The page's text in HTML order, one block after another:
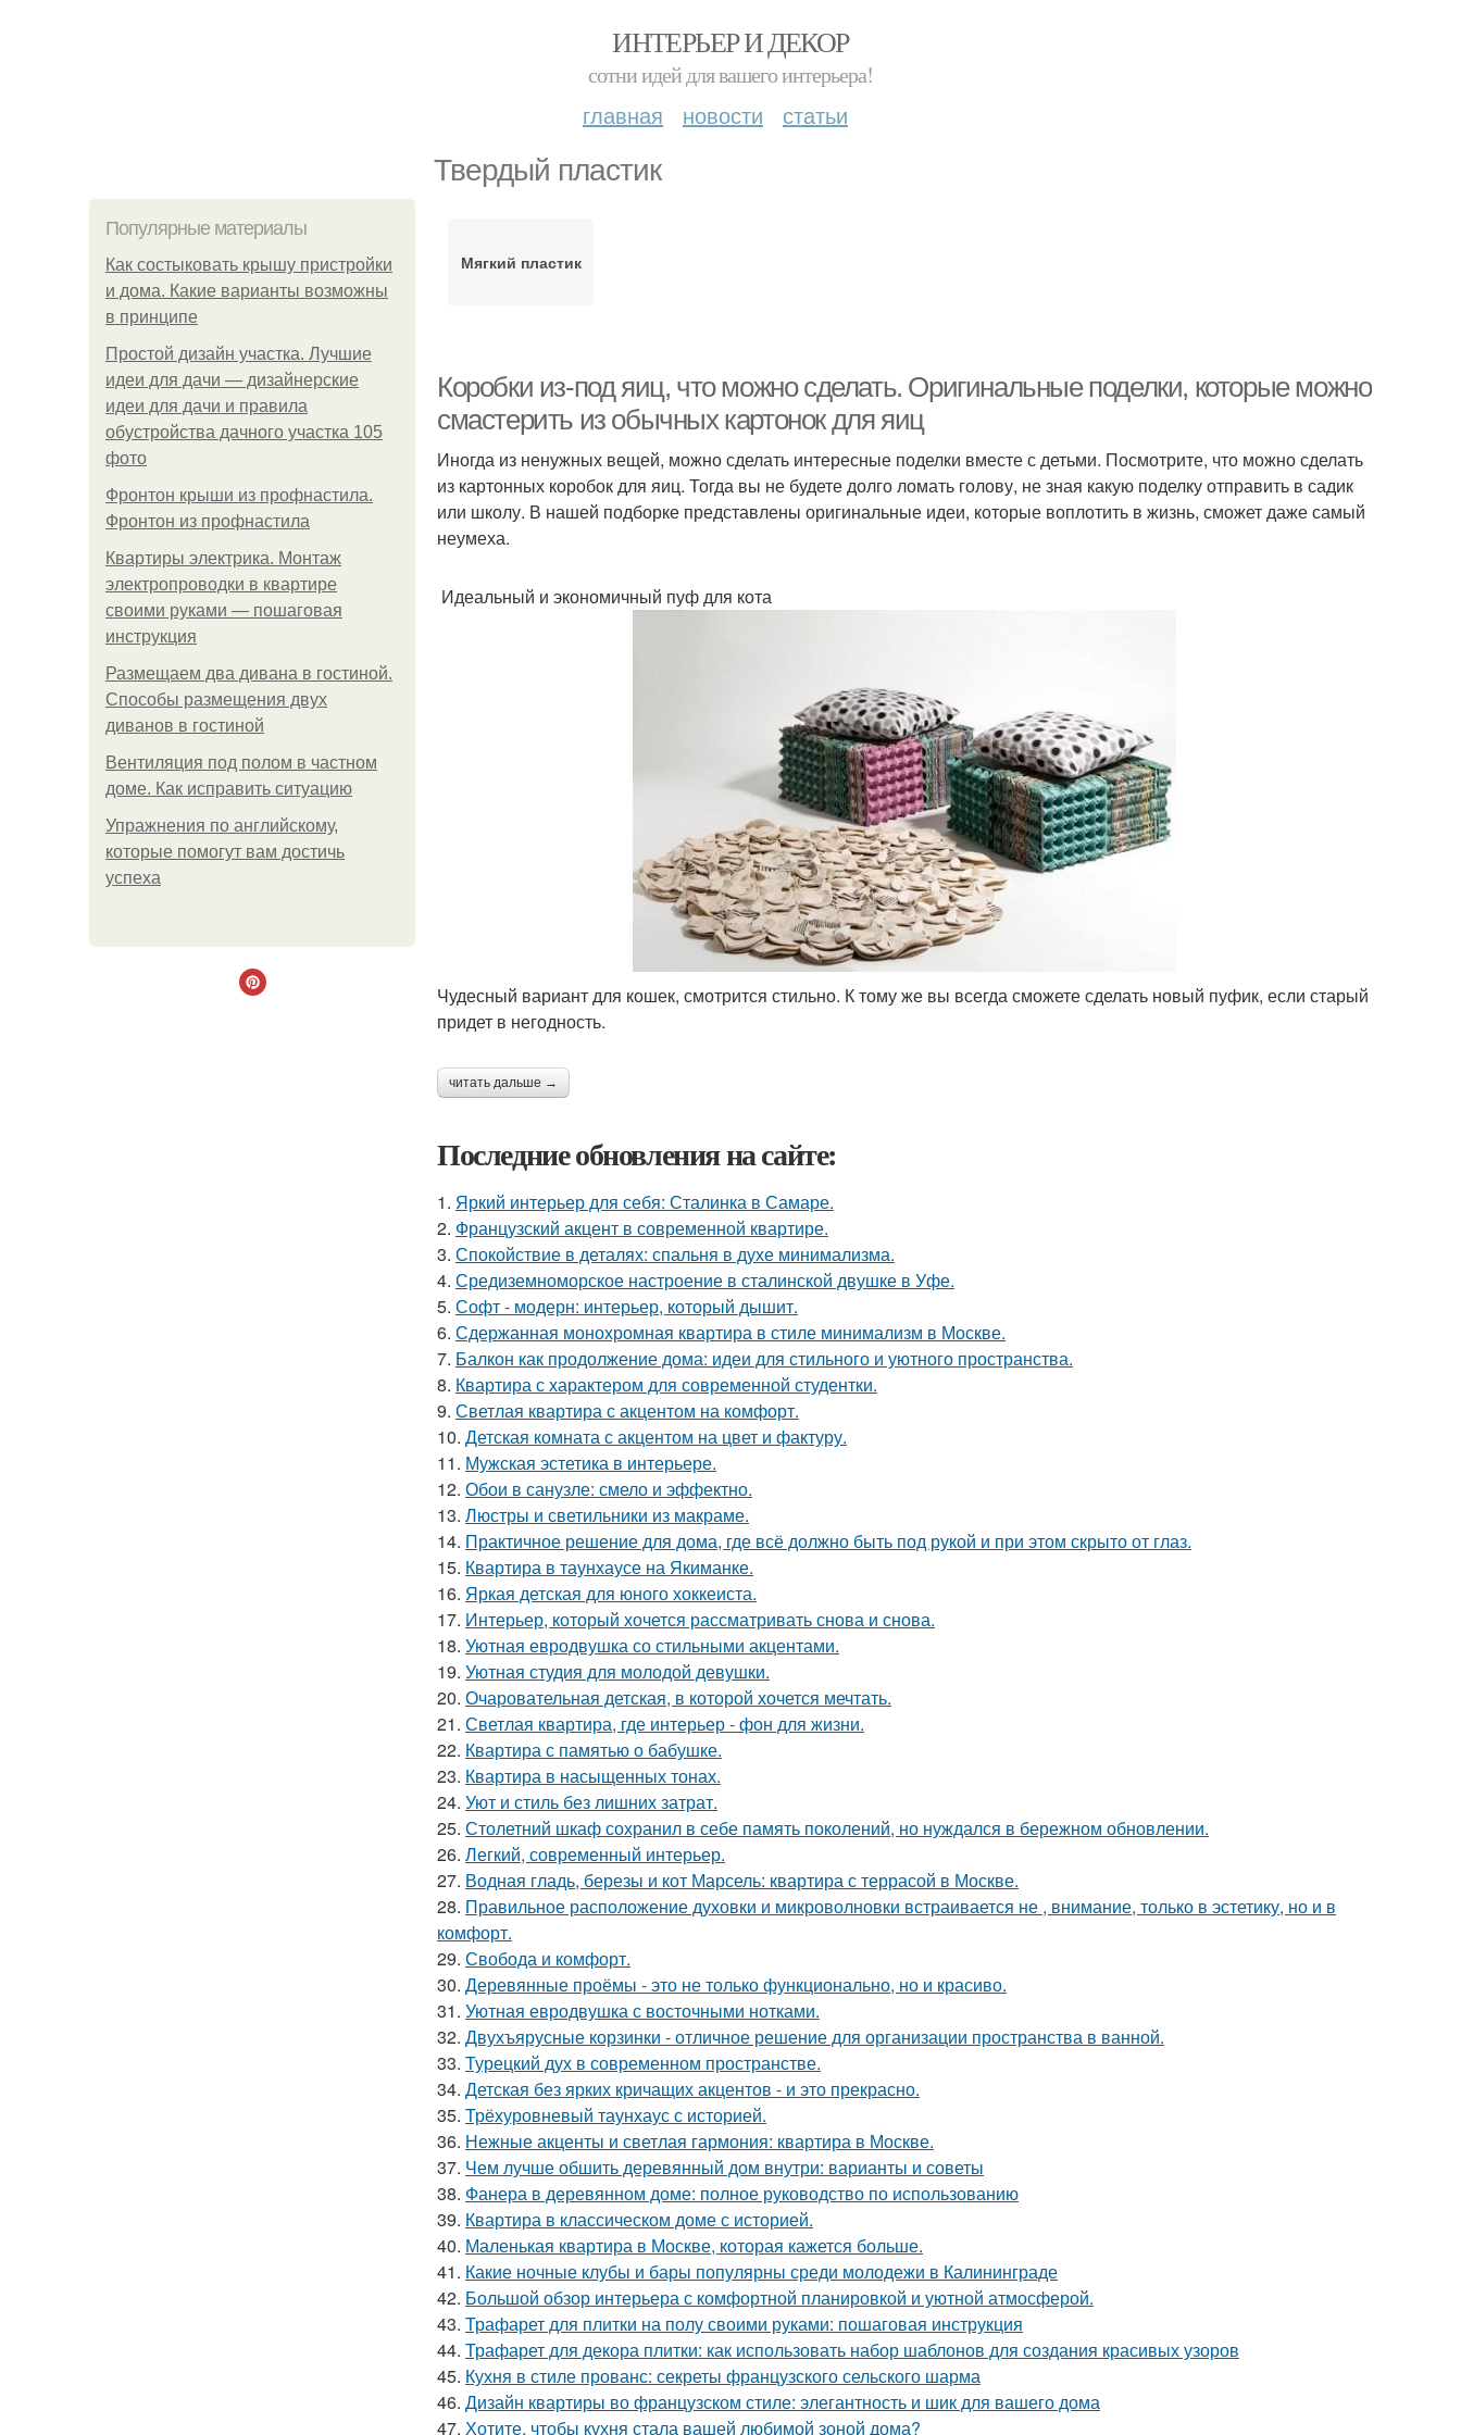
ИНТЕРЬЕР И ДЕКОР
сотни идей для вашего интерьера!
главная новости статьи
Твердый пластик
Популярные материалы
Как состыковать крышу пристройки
и дома. Какие варианты возможны
в принципе
Простой дизайн участка. Лучшие
идеи для дачи — дизайнерские
идеи для дачи и правила
обустройства дачного участка 105
фото
Фронтон крыши из профнастила.
Фронтон из профнастила
Квартиры электрика. Монтаж
электропроводки в квартире
своими руками — пошаговая
инструкция
Размещаем два дивана в гостиной.
Способы размещения двух
диванов в гостиной
Вентиляция под полом в частном
доме. Как исправить ситуацию
Упражнения по английскому,
которые помогут вам достичь
успеха
Мягкий пластик
Коробки из-под яиц, что можно сделать. Оригинальные поделки, которые можно
смастерить из обычных картонок для яиц
Иногда из ненужных вещей, можно сделать интересные поделки вместе с детьми. Посмотрите, что можно сделать
из картонных коробок для яиц. Тогда вы не будете долго ломать голову, не зная какую поделку отправить в садик
или школу. В нашей подборке представлены оригинальные идеи, которые воплотить в жизнь, сможет даже самый
неумеха.
Идеальный и экономичный пуф для кота
Чудесный вариант для кошек, смотрится стильно. К тому же вы всегда сможете сделать новый пуфик, если старый
придет в негодность.
читать дальше →
Последние обновления на сайте:
1. Яркий интерьер для себя: Сталинка в Самаре.
2. Французский акцент в современной квартире.
3. Спокойствие в деталях: спальня в духе минимализма.
4. Средиземноморское настроение в сталинской двушке в Уфе.
5. Софт - модерн: интерьер, который дышит.
6. Сдержанная монохромная квартира в стиле минимализм в Москве.
7. Балкон как продолжение дома: идеи для стильного и уютного пространства.
8. Квартира с характером для современной студентки.
9. Светлая квартира с акцентом на комфорт.
10. Детская комната с акцентом на цвет и фактуру.
11. Мужская эстетика в интерьере.
12. Обои в санузле: смело и эффектно.
13. Люстры и светильники из макраме.
14. Практичное решение для дома, где всё должно быть под рукой и при этом скрыто от глаз.
15. Квартира в таунхаусе на Якиманке.
16. Яркая детская для юного хоккеиста.
17. Интерьер, который хочется рассматривать снова и снова.
18. Уютная евродвушка со стильными акцентами.
19. Уютная студия для молодой девушки.
20. Очаровательная детская, в которой хочется мечтать.
21. Светлая квартира, где интерьер - фон для жизни.
22. Квартира с памятью о бабушке.
23. Квартира в насыщенных тонах.
24. Уют и стиль без лишних затрат.
25. Столетний шкаф сохранил в себе память поколений, но нуждался в бережном обновлении.
26. Легкий, современный интерьер.
27. Водная гладь, березы и кот Марсель: квартира с террасой в Москве.
28. Правильное расположение духовки и микроволновки встраивается не , внимание, только в эстетику, но и в
комфорт.
29. Свобода и комфорт.
30. Деревянные проёмы - это не только функционально, но и красиво.
31. Уютная евродвушка с восточными нотками.
32. Двухъярусные корзинки - отличное решение для организации пространства в ванной.
33. Турецкий дух в современном пространстве.
34. Детская без ярких кричащих акцентов - и это прекрасно.
35. Трёхуровневый таунхаус с историей.
36. Нежные акценты и светлая гармония: квартира в Москве.
37. Чем лучше обшить деревянный дом внутри: варианты и советы
38. Фанера в деревянном доме: полное руководство по использованию
39. Квартира в классическом доме с историей.
40. Маленькая квартира в Москве, которая кажется больше.
41. Какие ночные клубы и бары популярны среди молодежи в Калининграде
42. Большой обзор интерьера с комфортной планировкой и уютной атмосферой.
43. Трафарет для плитки на полу своими руками: пошаговая инструкция
44. Трафарет для декора плитки: как использовать набор шаблонов для создания красивых узоров
45. Кухня в стиле прованс: секреты французского сельского шарма
46. Дизайн квартиры во французском стиле: элегантность и шик для вашего дома
47. Хотите, чтобы кухня стала вашей любимой зоной дома?